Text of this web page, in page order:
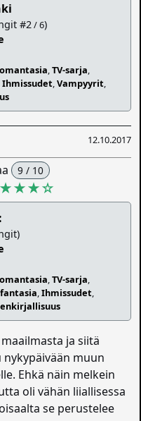
#2/ 6)
,TV-sarja,
Ihmissudet,Vampyyrit,
12.10.2017
9 / 10
☆
,TV-sarja,
,Ihmissudet,
ja siitä
muun
Ehkä näin melkein
oli vähän liiallisessa
se perustelee